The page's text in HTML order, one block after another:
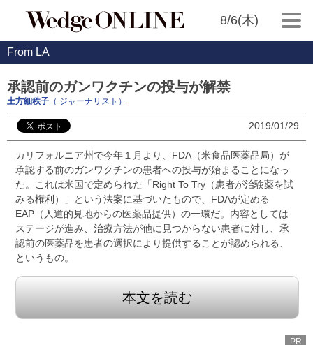
8/6(木)
From LA
承認前のガンワクチンの投与が解禁
土方細秩子 （ ジャーナリスト）
2019/01/29
カリフォルニア州で今年１月より、FDA（米食品医薬品局）が
承認する前のガンワクチンの患者への投与が始まることになっ
た。これは米国で定められた「Right To Try（患者が治験薬を試
みる権利）」という法案に基づいたもので、FDAが定める
EAP（人道的見地からの医薬品提供）の一環だ。内容としては
ステージが進み、治療方法が他に見つからない患者に対し、承
認前の医薬品を患者の選択により提供することが認められる、
というもの。
本文を読む
PR